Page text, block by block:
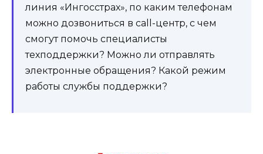
линия «Ингосстрах», по каким телефонам
можно дозвониться в call-центр, с чем
смогут помочь специалисты
техподдержки? Можно ли отправлять
электронные обращения? Какой режим
работы службы поддержки?